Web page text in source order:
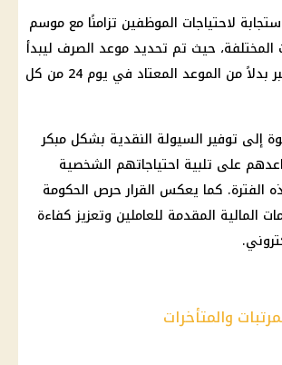
لاحتياجات الموظفين تزامنًا مع موسم
المختلفة، حيث تم تحديد موعد الصرف ليبدأ
من يوم 22 ديسمبر بدلاً من الموعد المعتاد في يوم 24 من كل
توفير السيولة النقدية بشكل مبكر
على تلبية احتياجاتهم الشخصية
الفترة. كما يعكس القرار حرص الحكومة
المالية المقدمة للعاملين وتعزيز كفاءة
والمتأخرات